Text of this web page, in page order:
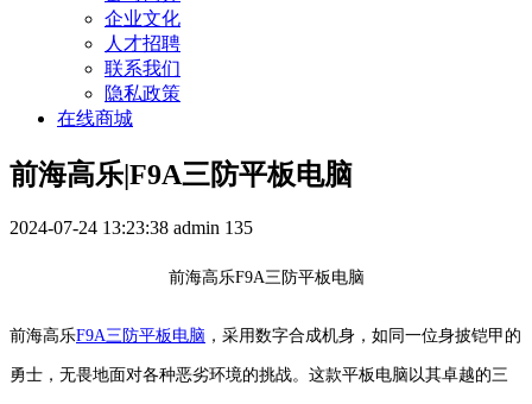
企业文化
人才招聘
联系我们
隐私政策
在线商城
前海高乐|F9A三防平板电脑
2024-07-24 13:23:38 admin 135
前海高乐F9A三防平板电脑
前海高乐F9A三防平板电脑 ，采用数字合成机身，如同一位身披铠甲的
勇士，无畏地面对各种恶劣环境的挑战。这款平板电脑以其卓越的三